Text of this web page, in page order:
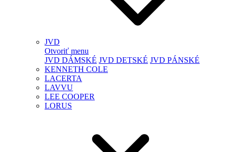
JVD
Otvoriť menu
JVD DÁMSKÉ JVD DETSKÉ JVD PÁNSKÉ
KENNETH COLE
LACERTA
LAVVU
LEE COOPER
LORUS